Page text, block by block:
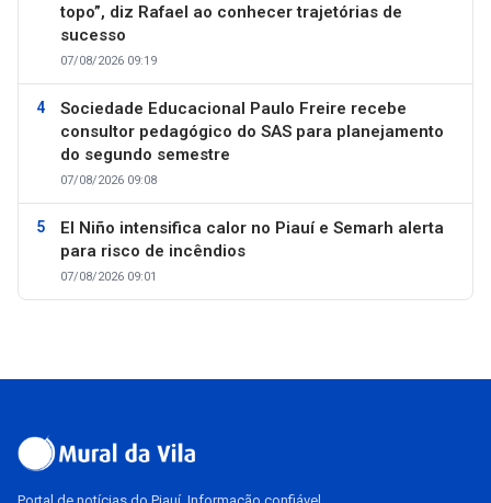
topo”, diz Rafael ao conhecer trajetórias de
sucesso
07/08/2026 09:19
Sociedade Educacional Paulo Freire recebe
consultor pedagógico do SAS para planejamento
do segundo semestre
07/08/2026 09:08
El Niño intensifica calor no Piauí e Semarh alerta
para risco de incêndios
07/08/2026 09:01